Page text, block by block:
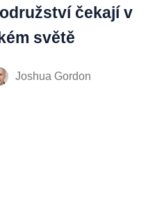
čekají v
světě
Joshua Gordon